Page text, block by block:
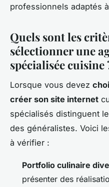
professionnels adaptés
Quels sont les
sélectionner une
spécialisée cuisine
Lorsque vous devez
créer son site internet
spécialisés distinguent
des généralistes. Voici
à vérifier :
Portfolio culinaire
présenter des